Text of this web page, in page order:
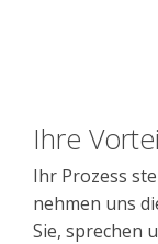
Ihre
Ihr Prozess
nehmen uns
Sie, sprechen